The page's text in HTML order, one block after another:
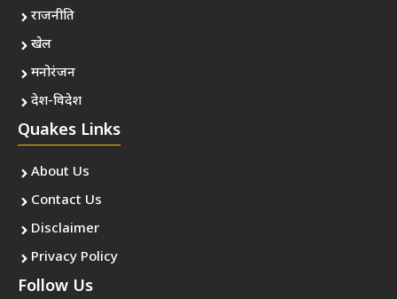
राजनीति
खेल
मनोरंजन
देश-विदेश
Quakes Links
About Us
Contact Us
Disclaimer
Privacy Policy
Follow Us